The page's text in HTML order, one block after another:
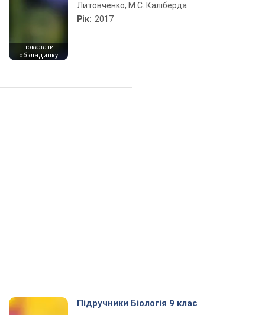
показати
обкладинку
Литовченко, М.С. Каліберда
Рік: 2017
Підручники Біологія 9 клас